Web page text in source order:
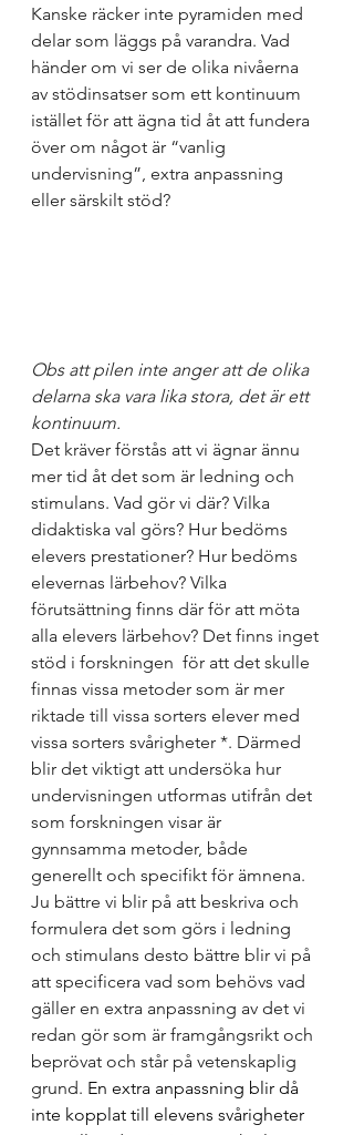
Kanske räcker inte pyramiden med
delar som läggs på varandra. Vad
händer om vi ser de olika nivåerna
av stödinsatser som ett kontinuum
istället för att ägna tid åt att fundera
över om något är “vanlig
undervisning”, extra anpassning
eller särskilt stöd?
Obs att pilen inte anger att de olika
delarna ska vara lika stora, det är ett
kontinuum.
Det kräver förstås att vi ägnar ännu
mer tid åt det som är ledning och
stimulans. Vad gör vi där? Vilka
didaktiska val görs? Hur bedöms
elevers prestationer? Hur bedöms
elevernas lärbehov? Vilka
förutsättning finns där för att möta
alla elevers lärbehov? Det finns inget
stöd i forskningen  för att det skulle
finnas vissa metoder som är mer
riktade till vissa sorters elever med
vissa sorters svårigheter *. Därmed
blir det viktigt att undersöka hur
undervisningen utformas utifrån det
som forskningen visar är
gynnsamma metoder, både
generellt och specifikt för ämnena.
Ju bättre vi blir på att beskriva och
formulera det som görs i ledning
och stimulans desto bättre blir vi på
att specificera vad som behövs vad
gäller en extra anpassning av det vi
redan gör som är framgångsrikt och
beprövat och står på vetenskaplig
grund. En extra anpassning blir då
inte kopplat till elevens svårigheter